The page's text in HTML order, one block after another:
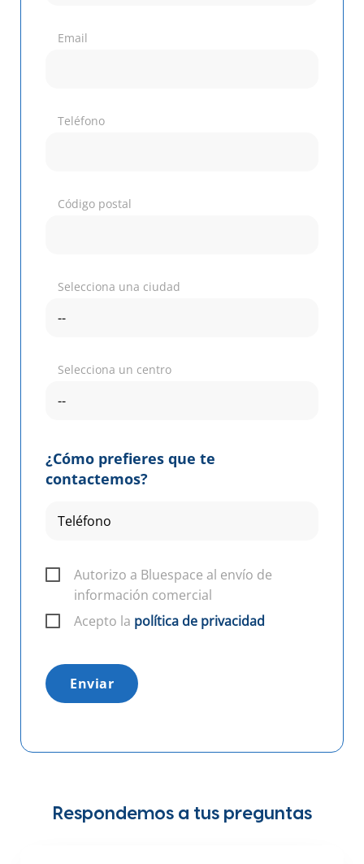
Email
Teléfono
Código postal
Selecciona una ciudad
Selecciona un centro
¿Cómo prefieres que te
contactemos?
Autorizo a Bluespace al envío de
información comercial
Acepto la política de privacidad
Enviar
Respondemos a tus preguntas